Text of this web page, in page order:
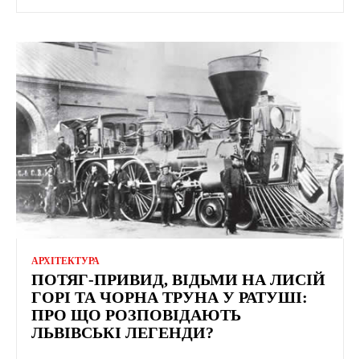
АРХІТЕКТУРА
ПОТЯГ-ПРИВИД, ВІДЬМИ НА ЛИСІЙ
ГОРІ ТА ЧОРНА ТРУНА У РАТУШІ:
ПРО ЩО РОЗПОВІДАЮТЬ
ЛЬВІВСЬКІ ЛЕГЕНДИ?